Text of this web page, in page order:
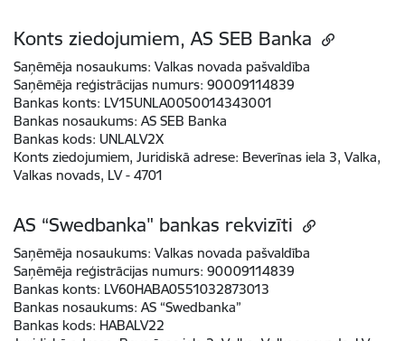
Konts ziedojumiem, AS SEB Banka
Saņēmēja nosaukums: Valkas novada pašvaldība
Saņēmēja reģistrācijas numurs: 90009114839
Bankas konts: LV15UNLA0050014343001
Bankas nosaukums: AS SEB Banka
Bankas kods: UNLALV2X
Konts ziedojumiem, Juridiskā adrese: Beverīnas iela 3, Valka,
Valkas novads, LV - 4701
AS “Swedbanka" bankas rekvizīti
Saņēmēja nosaukums: Valkas novada pašvaldība
Saņēmēja reģistrācijas numurs: 90009114839
Bankas konts: LV60HABA0551032873013
Bankas nosaukums: AS “Swedbanka”
Bankas kods: HABALV22